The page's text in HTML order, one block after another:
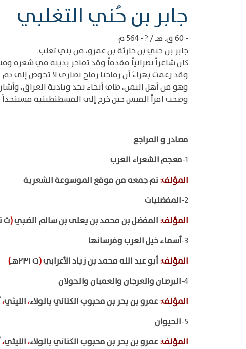
‌‌جابر بن حُني التغلبي
- 60 ق. هـ / ? - 564 م
جابر بن حني بن حارثة بن عمرو، من بني تغلب.
كان شاعراً نصرانياً مقدماً وقد تفاخر بدينه في شعره
وقد زعمت بهراءُ أن رماحنا رماح نصارى لا تخوض إلى دم
وهو من أهل اليمن، طاف أنحاء نجد وبادية العراق،
وصحب امرأ القيس حين خرج إلى القسطنطينية مستنجداً
مصادر و المراجع
1- معجم الشعراء العرب
المؤلف:تم جمعه من موقع الموسوعة الشعرية
2- المفضليات
المؤلف: المفضل بن محمد بن يعلى بن سالم الضبي(ت
3- أسماء خيل العرب وفرسانها
المؤلف:أبو عبد الله محمد بن زياد الأعرابي(ت ٢٣١هـ
)
4- البرصان والعرجان والعميان والحولان
المؤلف:عمرو بن بحر بن محبوب الكناني بالولاء،الليثي،
5- الحيوان
المؤلف:عمرو بن بحر بن محبوب الكناني بالولاء،الليثي،